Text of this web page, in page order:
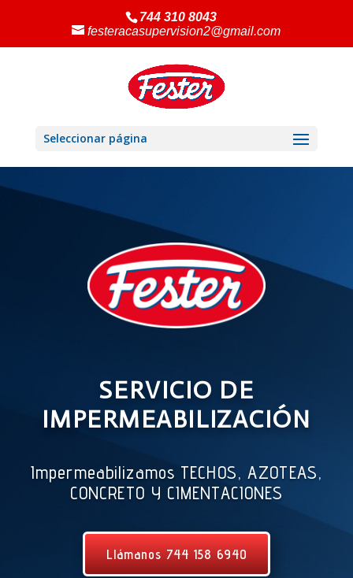
744 310 8043
festeracasupervision2@gmail.com
Seleccionar página
SERVICIO DE
IMPERMEABILIZACIÓN
Impermeabilizamos TECHOS, AZOTEAS,
CONCRETO Y CIMENTACIONES
Llámanos 744 158 6940